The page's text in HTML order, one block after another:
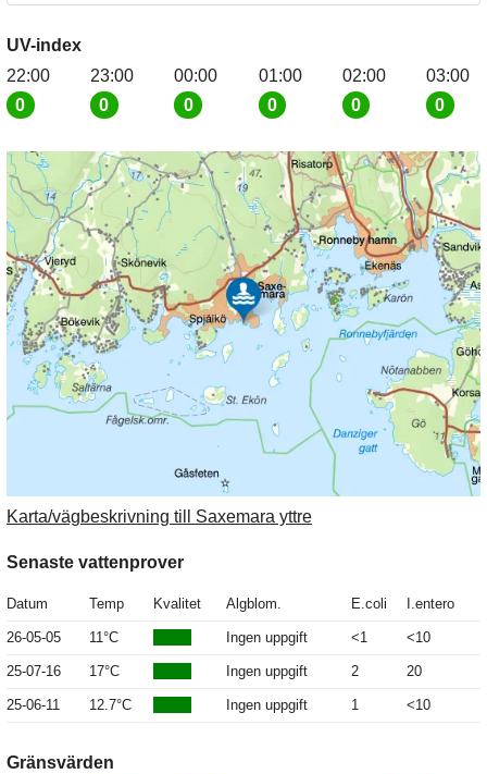
UV-index
22:00
0
23:00
0
00:00
0
01:00
0
02:00
0
03:00
0
Karta/vägbeskrivning till Saxemara yttre
Senaste vattenprover
Datum Temp Kvalitet Algblom. E.coli I.entero
26-05-05 11°C Ingen uppgift <1 <10
25-07-16 17°C Ingen uppgift 2 20
25-06-11 12.7°C Ingen uppgift 1 <10
Gränsvärden